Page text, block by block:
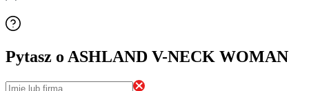
Pytasz o ASHLAND V-NECK WOMAN